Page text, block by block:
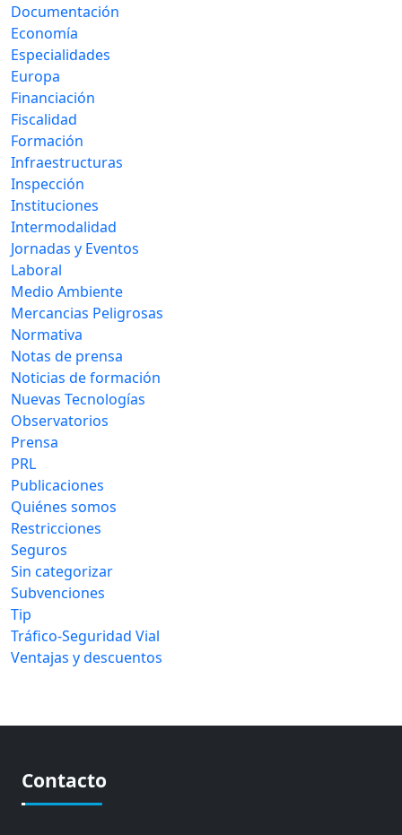
Documentación
Economía
Especialidades
Europa
Financiación
Fiscalidad
Formación
Infraestructuras
Inspección
Instituciones
Intermodalidad
Jornadas y Eventos
Laboral
Medio Ambiente
Mercancias Peligrosas
Normativa
Notas de prensa
Noticias de formación
Nuevas Tecnologías
Observatorios
Prensa
PRL
Publicaciones
Quiénes somos
Restricciones
Seguros
Sin categorizar
Subvenciones
Tip
Tráfico-Seguridad Vial
Ventajas y descuentos
Contacto